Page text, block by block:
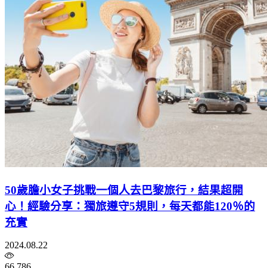
50歲膽小女子挑戰一個人去巴黎旅行，結果超開
心！經驗分享：獨旅遵守5規則，每天都能120％的
充實
2024.08.22